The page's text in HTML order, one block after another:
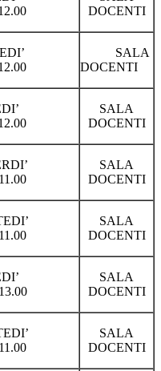
DOCENTI
SALA
DOCENTI
SALA
DOCENTI
SALA
DOCENTI
SALA
DOCENTI
SALA
DOCENTI
SALA
DOCENTI